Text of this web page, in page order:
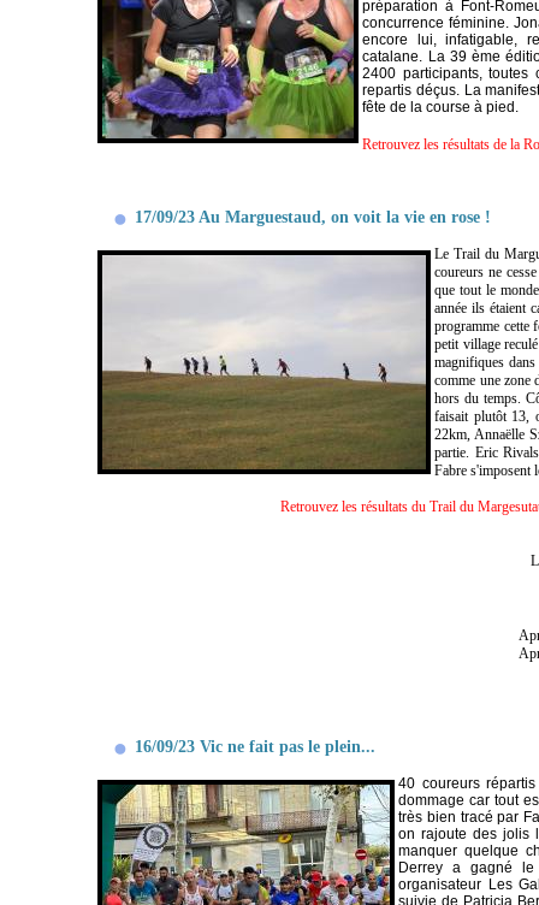
préparation à Font-
concurrence féminine.
encore lui, infatigable,
catalane. La 39 ème
2400 participants, toutes
repartis déçus. La
fête de la course à pied.
Retrouvez les résultats de la
17/09/23 Au Marguestaud, on voit la vie en rose !
Le Trail du
coureurs ne
que tout le
année ils étaient
programme cette
petit village
magnifiques
comme une zone
hors du temps.
faisait plutôt 13,
22km, Annaëlle
partie. Eric
Fabre s'imposent
Retrouvez les résultats du Trail du
16/09/23 Vic ne fait pas le plein...
40 coureurs
dommage car tout
très bien tracé par
on rajoute des jolis
manquer quelque
Derrey a gagné le
organisateur Les